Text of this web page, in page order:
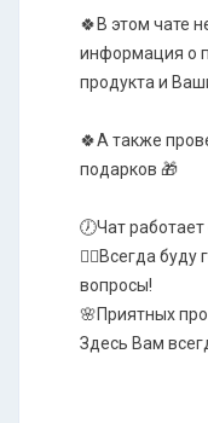
🍀В этом чате
информация о
продукта и
🍀А также
подарков 🎁
🕖Чат работает
☝🏼Всегда буду
вопросы!
🌸Приятных
Здесь Вам